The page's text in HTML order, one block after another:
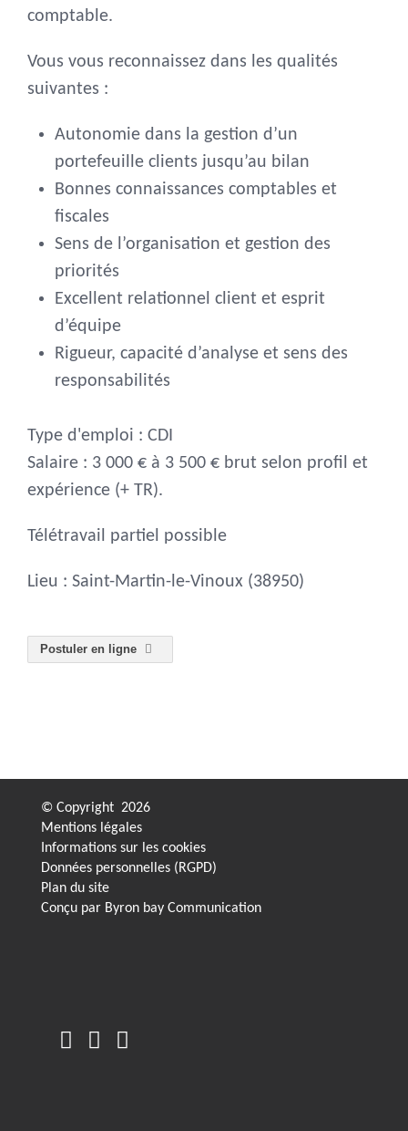
comptable.
Vous vous reconnaissez dans les qualités
suivantes :
Autonomie dans la gestion d’un
portefeuille clients jusqu’au bilan
Bonnes connaissances comptables et
fiscales
Sens de l’organisation et gestion des
priorités
Excellent relationnel client et esprit
d’équipe
Rigueur, capacité d’analyse et sens des
responsabilités
Type d'emploi : CDI
Salaire : 3 000 € à 3 500 € brut selon profil et
expérience (+ TR).
Télétravail partiel possible
Lieu : Saint-Martin-le-Vinoux (38950)
Postuler en ligne
© Copyright 2026
Mentions légales
Informations sur les cookies
Données personnelles (RGPD)
Plan du site
Conçu par Byron bay Communication